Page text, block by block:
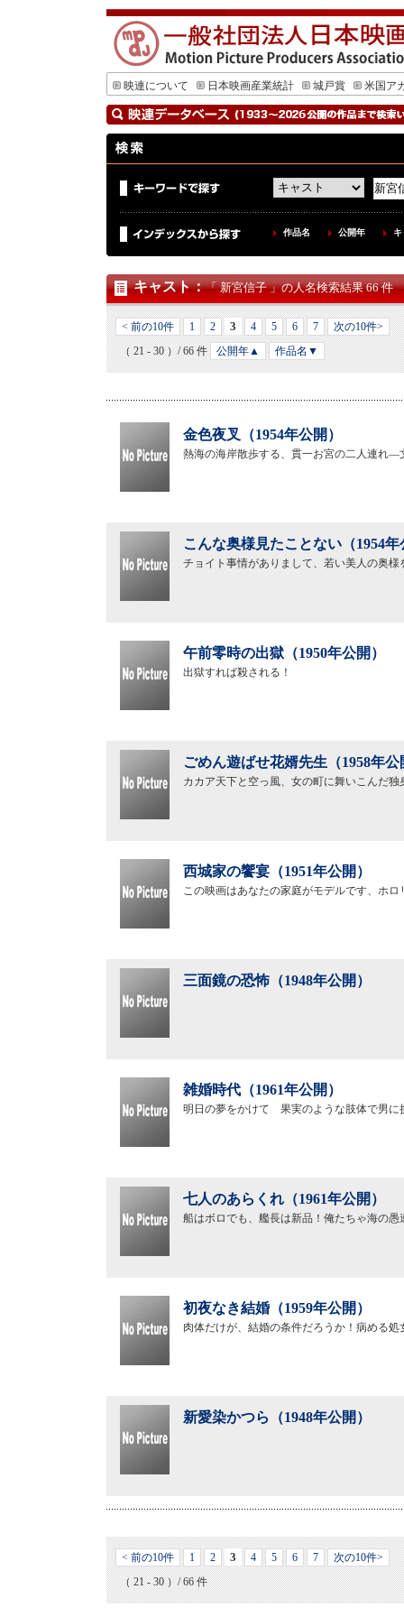
映連について 日本映画産業統計 城戸賞 米国ア
作品名 公開年
キャスト：「 新宮信子 」の人名検索結果 66 件
< 前の10件 1 2 3 4 5 6 7
次の10件>
（ 21 - 30 ）/ 66 件
公開年▲ 作品名▼
金色夜叉（1954年公開）
熱海の海岸散歩する、貫一お宮の二人連れ―
こんな奥様見たことない（1954年
チョイト事情がありまして、若い美人の奥
午前零時の出獄（1950年公開）
出獄すれば殺される！
ごめん遊ばせ花婿先生（1958年公
カカア天下と空っ風、女の町に舞いこんだ
西城家の饗宴（1951年公開）
この映画はあなたの家庭がモデルです、ホ
三面鏡の恐怖（1948年公開）
雑婚時代（1961年公開）
明日の夢をかけて 果実のような肢体で男に
七人のあらくれ（1961年公開）
船はボロでも、艦長は新品！俺たちゃ海の愚
初夜なき結婚（1959年公開）
肉体だけが、結婚の条件だろうか！病める
新愛染かつら（1948年公開）
< 前の10件 1 2 3 4 5 6 7
次の10件>
（ 21 - 30 ）/ 66 件